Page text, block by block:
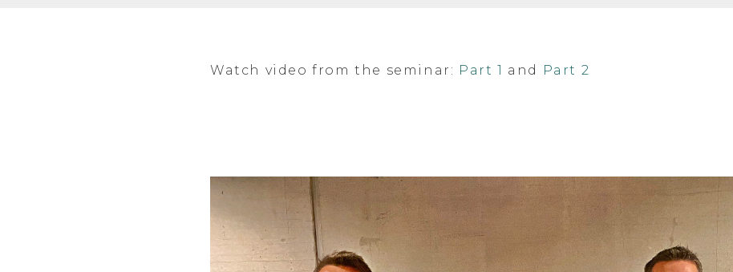
Watch video from the seminar: Part 1 and Part 2